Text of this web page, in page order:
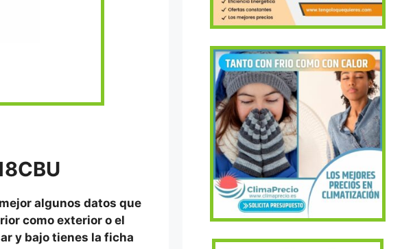
algunos datos que
como exterior o el
y bajo tienes la ficha